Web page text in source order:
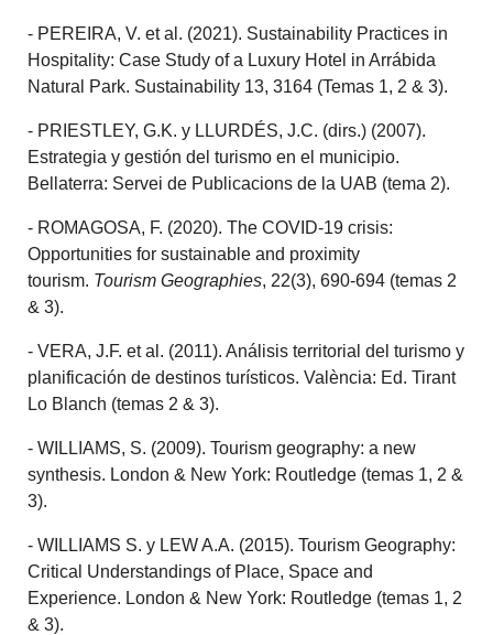
- PEREIRA, V. et al. (2021). Sustainability Practices in
Hospitality: Case Study of a Luxury Hotel in Arrábida
Natural Park. Sustainability 13, 3164 (Temas 1, 2 & 3).
- PRIESTLEY, G.K. y LLURDÉS, J.C. (dirs.) (2007).
Estrategia y gestión del turismo en el municipio.
Bellaterra: Servei de Publicacions de la UAB (tema 2).
- ROMAGOSA, F. (2020). The COVID-19 crisis:
Opportunities for sustainable and proximity
tourism. Tourism Geographies, 22(3), 690-694 (temas 2
& 3).
- VERA, J.F. et al. (2011). Análisis territorial del turismo y
planificación de destinos turísticos. València: Ed. Tirant
Lo Blanch (temas 2 & 3).
- WILLIAMS, S. (2009). Tourism geography: a new
synthesis. London & New York: Routledge (temas 1, 2 &
3).
- WILLIAMS S. y LEW A.A. (2015). Tourism Geography:
Critical Understandings of Place, Space and
Experience. London & New York: Routledge (temas 1, 2
& 3).